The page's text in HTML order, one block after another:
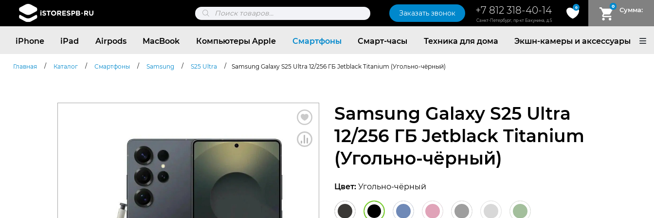
Поиск
товаров
Заказать звонок +7 812 318-40-14
Санкт-Петербург, пр-кт Бакунина, д.5
0 0 Сумма:
iPhone iPad Airpods MacBook Компьютеры Apple Смартфоны Смарт-часы Техника для дома Экшн-камеры и аксессуары
Поиск
товаров
Главная / Каталог / Смартфоны / Samsung / S25 Ultra / Samsung Galaxy S25 Ultra 12/256 ГБ Jetblack Titanium (Угольно-чёрный)
Samsung Galaxy S25 Ultra
12/256 ГБ Jetblack Titanium
(Угольно-чёрный)
Цвет: Угольно-чёрный
Согласен c политикой конфиденциальности